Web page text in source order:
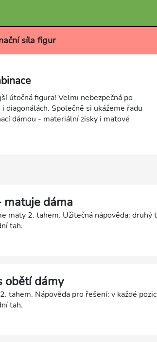
síla figur
útočná figura! Velmi nebezpečná po
diagonálách. Společně si ukážeme řadu
dámou - materiální zisky i matové
matuje dáma
maty 2. tahem. Užitečná nápověda: druhý
tah.
obětí dámy
tahem. Nápověda pro řešení: v každé
tah.